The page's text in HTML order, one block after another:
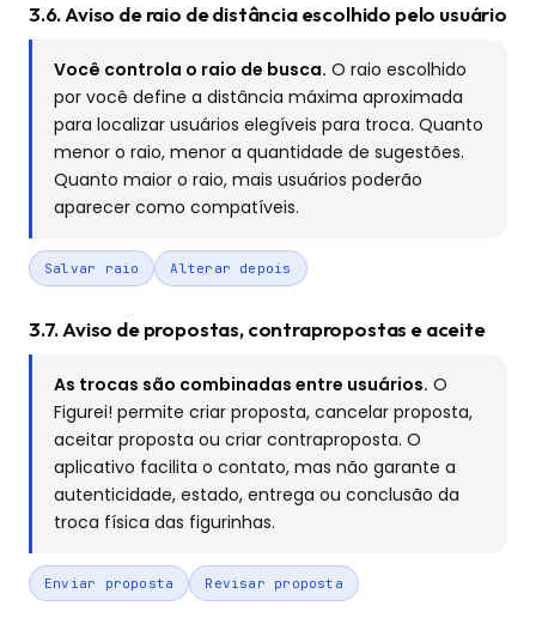
3.6. Aviso de raio de distância escolhido pelo usuário
Você controla o raio de busca. O raio escolhido
por você define a distância máxima aproximada
para localizar usuários elegíveis para troca. Quanto
menor o raio, menor a quantidade de sugestões.
Quanto maior o raio, mais usuários poderão
aparecer como compatíveis.
Salvar raio Alterar depois
3.7. Aviso de propostas, contrapropostas e aceite
As trocas são combinadas entre usuários. O
Figurei! permite criar proposta, cancelar proposta,
aceitar proposta ou criar contraproposta. O
aplicativo facilita o contato, mas não garante a
autenticidade, estado, entrega ou conclusão da
troca física das figurinhas.
Enviar proposta Revisar proposta